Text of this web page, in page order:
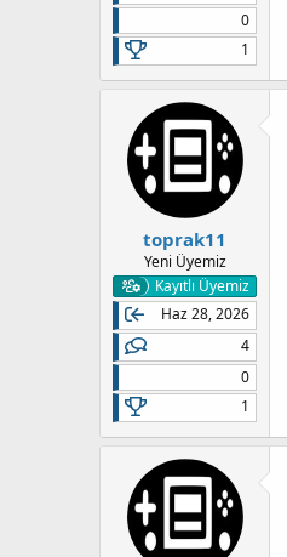
0
1
toprak11
Yeni Üyemiz
Kayıtlı Üyemiz
Haz 28, 2026
4
0
1